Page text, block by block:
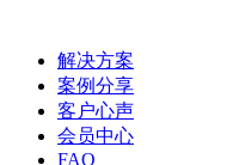
解决方案
案例分享
客户心声
会员中心
FAQ